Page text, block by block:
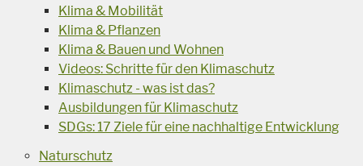
Klima & Mobilität
Klima & Pflanzen
Klima & Bauen und Wohnen
Videos: Schritte für den Klimaschutz
Klimaschutz - was ist das?
Ausbildungen für Klimaschutz
SDGs: 17 Ziele für eine nachhaltige Entwicklung
Naturschutz